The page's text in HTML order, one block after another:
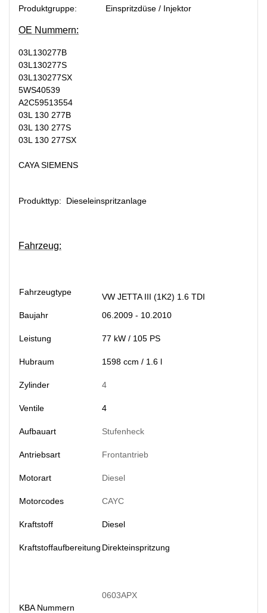
Produktgruppe: Einspritzdüse / Injektor
OE Nummern:
03L130277B
03L130277S
03L130277SX
5WS40539
A2C59513554
03L 130 277B
03L 130 277S
03L 130 277SX
CAYA SIEMENS
Produkttyp: Dieseleinspritzanlage
Fahrzeug:
Fahrzeugtype
VW JETTA III (1K2) 1.6 TDI
Baujahr
06.2009 - 10.2010
Leistung 77 kW / 105 PS
Hubraum 1598 ccm / 1.6 l
Zylinder 4
Ventile 4
Aufbauart Stufenheck
Antriebsart Frontantrieb
Motorart Diesel
Motorcodes CAYC
Kraftstoff Diesel
Kraftstoffaufbereitung Direkteinspritzung
KBA Nummern
0603APX